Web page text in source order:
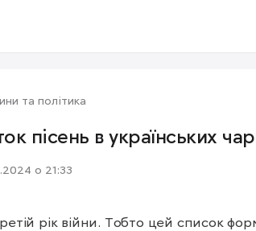
та політика
пісень в українських
о 21:33
рік війни. Тобто цей список